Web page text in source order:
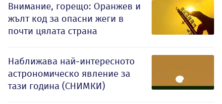
Внимание, горещо: Оранжев и
жълт код за опасни жеги в
почти цялата страна
Наближава най-интересното
астрономическо явление за
тази година (СНИМКИ)